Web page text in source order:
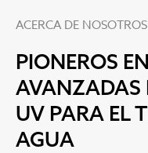
ACERCA DE NOSOTROS
PIONEROS
AVANZADAS
UV PARA EL
AGUA